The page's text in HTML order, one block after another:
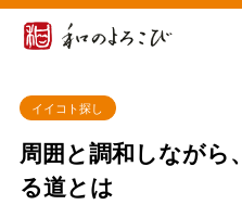
イイコト探し
周囲と調和しながら
る道とは